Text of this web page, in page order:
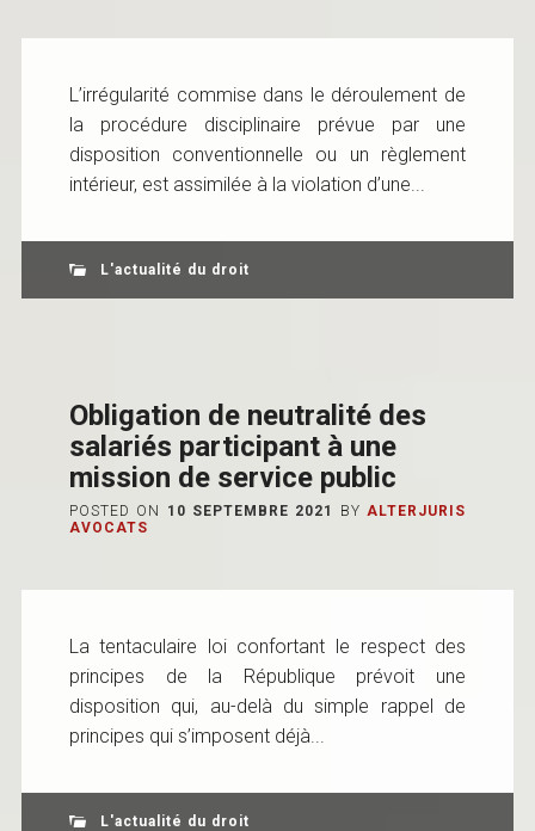
L’irrégularité commise dans le déroulement de
la procédure disciplinaire prévue par une
disposition conventionnelle ou un règlement
intérieur, est assimilée à la violation d’une...
L'actualité du droit
Obligation de neutralité des
salariés participant à une
mission de service public
POSTED ON 10 SEPTEMBRE 2021 BY ALTERJURIS
AVOCATS
La tentaculaire loi confortant le respect des
principes de la République prévoit une
disposition qui, au-delà du simple rappel de
principes qui s’imposent déjà...
L'actualité du droit